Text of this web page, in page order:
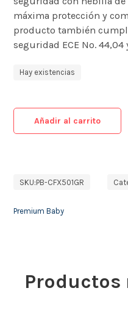
máxima protección y
producto también
seguridad ECE No. 44,04
Hay existencias
Añadir al carrito
SKU:PB-CFX501GR
Premium Baby